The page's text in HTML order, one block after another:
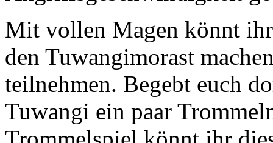
Mit vollen Magen könnt
den Tuwangimorast
teilnehmen. Begebt euch
Tuwangi ein paar